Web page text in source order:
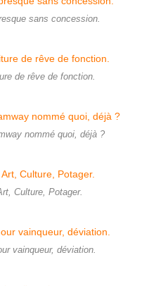
sans concession.
de rêve de fonction.
nommé quoi, déjà ?
Culture, Potager.
vainqueur, déviation.